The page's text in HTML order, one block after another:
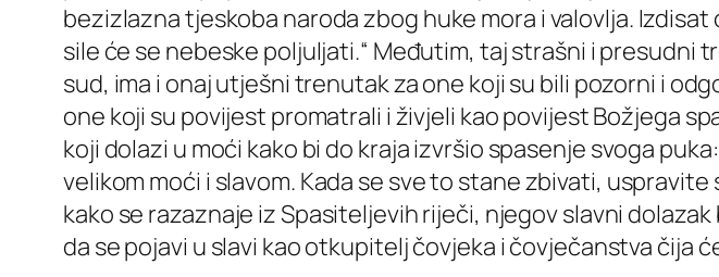
bezizlazna tjeskoba naroda zbog huke mora i valovlja.
sile će se nebeske poljuljati.“ Međutim, taj strašni i
sud, ima i onaj utješni trenutak za one koji su bili pozorni i
one koji su povijest promatrali i živjeli kao povijest Božjega
koji dolazi u moći kako bi do kraja izvršio spasenje svoga
velikom moći i slavom. Kada se sve to stane zbivati,
kako se razaznaje iz Spasiteljevih riječi, njegov slavni
da se pojavi u slavi kao otkupitelj čovjeka i čovječanstva čija